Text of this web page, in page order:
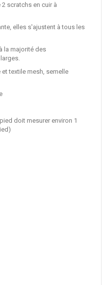
scratchs en cuir à
elles s'ajustent à tous les
la majorité des
textile mesh, semelle
doit mesurer environ 1